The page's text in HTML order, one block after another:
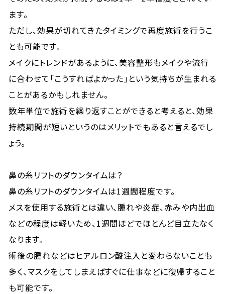
ます。
ただし、効果が切れてきたタイミングで再度施術を行うこ
とも可能です。
メイクにトレンドがあるように、美容整形もメイクや流行
に合わせて「こうすればよかった」という気持ちが生まれる
ことがあるかもしれません。
数年単位で施術を繰り返すことができると考えると、効果
持続期間が短いというのはメリットでもあると言えるでし
ょう。
鼻の糸リフトのダウンタイムは？
鼻の糸リフトのダウンタイムは1週間程度です。
メスを使用する施術とは違い、腫れや炎症、赤みや内出血
などの程度は軽いため、1週間ほどでほとんど目立たなく
なります。
術後の腫れなどはヒアルロン酸注入と変わらないことも
多く、マスクをしてしまえばすぐに仕事などに復帰すること
も可能です。